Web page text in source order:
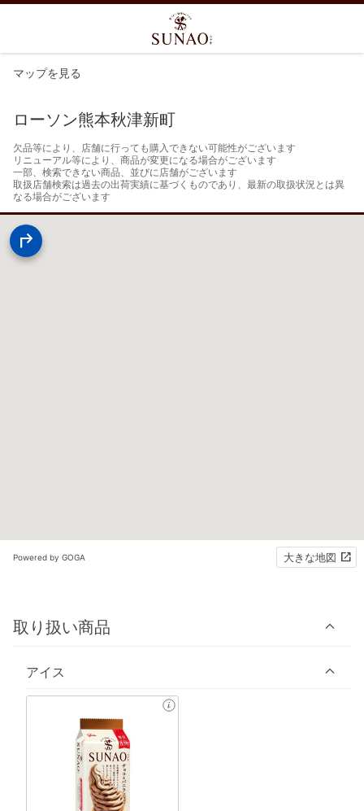
マップを見る
ローソン熊本秋津新町
欠品等により、店舗に行っても購入できない可能性がございます
リニューアル等により、商品が変更になる場合がございます
一部、検索できない商品、並びに店舗がございます
取扱店舗検索は過去の出荷実績に基づくものであり、最新の取扱状況とは異
なる場合がございます
Powered by GOGA 大きな地図
取り扱い商品
アイス